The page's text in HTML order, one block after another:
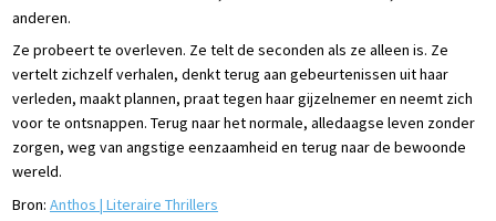
anderen.
Ze probeert te overleven. Ze telt de seconden als ze alleen is. Ze
vertelt zichzelf verhalen, denkt terug aan gebeurtenissen uit haar
verleden, maakt plannen, praat tegen haar gijzelnemer en neemt zich
voor te ontsnappen. Terug naar het normale, alledaagse leven zonder
zorgen, weg van angstige eenzaamheid en terug naar de bewoonde
wereld.
Bron: Anthos | Literaire Thrillers